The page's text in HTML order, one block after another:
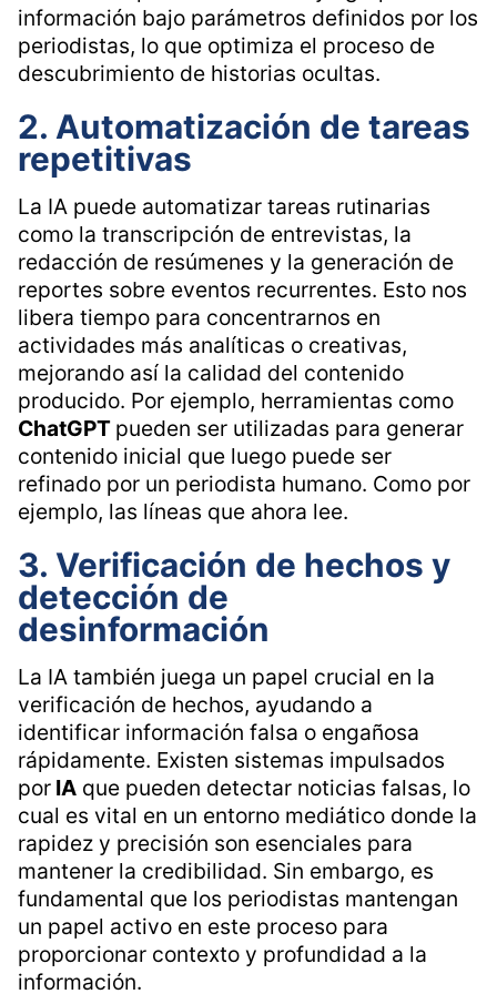
información bajo parámetros definidos por los
periodistas, lo que optimiza el proceso de
descubrimiento de historias ocultas.
2. Automatización de tareas
repetitivas
La IA puede automatizar tareas rutinarias
como la transcripción de entrevistas, la
redacción de resúmenes y la generación de
reportes sobre eventos recurrentes. Esto nos
libera tiempo para concentrarnos en
actividades más analíticas o creativas,
mejorando así la calidad del contenido
producido. Por ejemplo, herramientas como
ChatGPT pueden ser utilizadas para generar
contenido inicial que luego puede ser
refinado por un periodista humano. Como por
ejemplo, las líneas que ahora lee.
3. Verificación de hechos y
detección de
desinformación
La IA también juega un papel crucial en la
verificación de hechos, ayudando a
identificar información falsa o engañosa
rápidamente. Existen sistemas impulsados
por IA que pueden detectar noticias falsas, lo
cual es vital en un entorno mediático donde la
rapidez y precisión son esenciales para
mantener la credibilidad. Sin embargo, es
fundamental que los periodistas mantengan
un papel activo en este proceso para
proporcionar contexto y profundidad a la
información.